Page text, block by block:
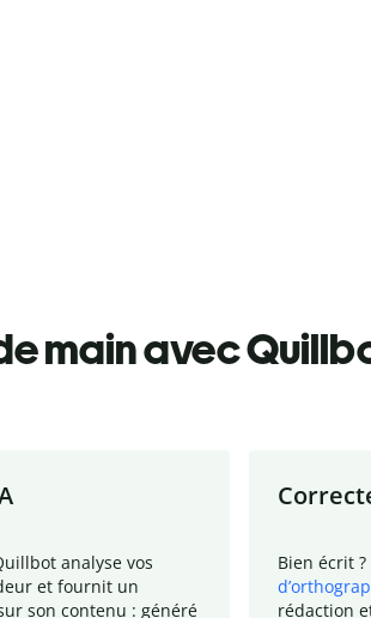
main avec
analyse vos
et fournit un
son contenu : généré
Bien écrit
d’
rédaction